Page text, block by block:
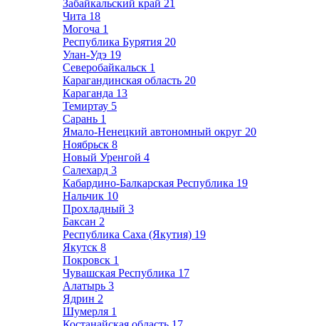
Забайкальский край 21
Чита 18
Могоча 1
Республика Бурятия 20
Улан-Удэ 19
Северобайкальск 1
Карагандинская область 20
Караганда 13
Темиртау 5
Сарань 1
Ямало-Ненецкий автономный округ 20
Ноябрьск 8
Новый Уренгой 4
Салехард 3
Кабардино-Балкарская Республика 19
Нальчик 10
Прохладный 3
Баксан 2
Республика Саха (Якутия) 19
Якутск 8
Покровск 1
Чувашская Республика 17
Алатырь 3
Ядрин 2
Шумерля 1